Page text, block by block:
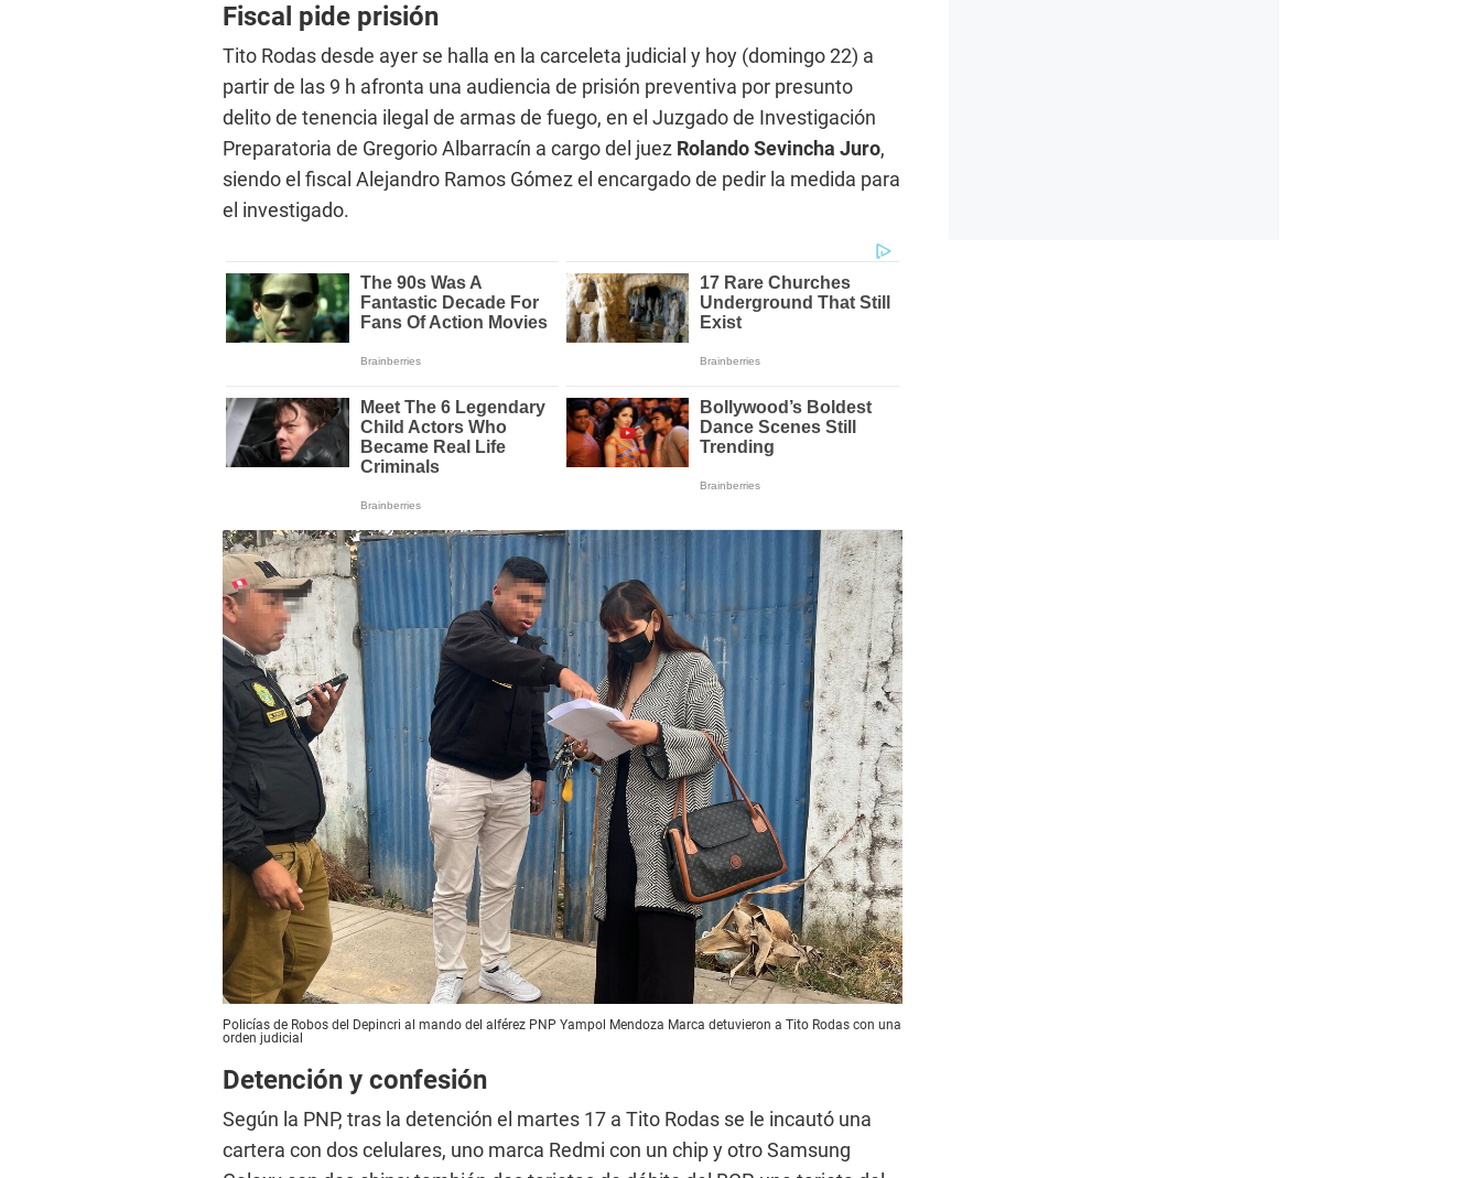
Fiscal pide prisión
Tito Rodas desde ayer se halla en la carceleta judicial y hoy (domingo 22) a
partir de las 9 h afronta una audiencia de prisión preventiva por presunto
delito de tenencia ilegal de armas de fuego, en el Juzgado de Investigación
Preparatoria de Gregorio Albarracín a cargo del juez Rolando Sevincha Juro,
siendo el fiscal Alejandro Ramos Gómez el encargado de pedir la medida para
el investigado.
Policías de Robos del Depincri al mando del alférez PNP Yampol Mendoza Marca detuvieron a Tito Rodas con una
orden judicial
Detención y confesión
Según la PNP, tras la detención el martes 17 a Tito Rodas se le incautó una
cartera con dos celulares, uno marca Redmi con un chip y otro Samsung